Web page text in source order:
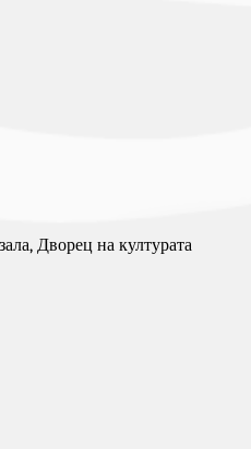
Дворец на културата